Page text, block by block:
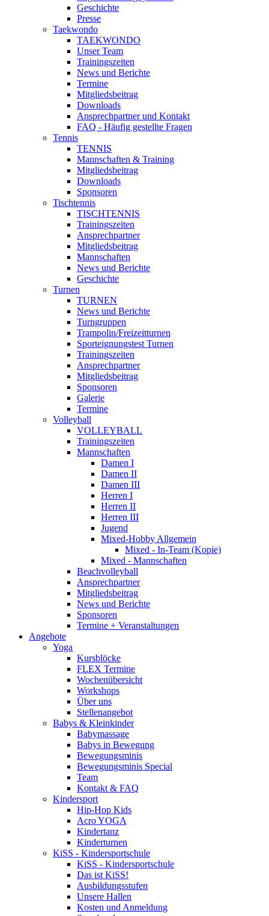
Geschichte
Presse
Taekwondo
TAEKWONDO
Unser Team
Trainingszeiten
News und Berichte
Termine
Mitgliedsbeitrag
Downloads
Ansprechpartner und Kontakt
FAQ - Häufig gestellte Fragen
Tennis
TENNIS
Mannschaften & Training
Mitgliedsbeitrag
Downloads
Sponsoren
Tischtennis
TISCHTENNIS
Trainingszeiten
Ansprechpartner
Mitgliedsbeitrag
Mannschaften
News und Berichte
Geschichte
Turnen
TURNEN
News und Berichte
Turngruppen
Trampolin/Freizeitturnen
Sporteignungstest Turnen
Trainingszeiten
Ansprechpartner
Mitgliedsbeitrag
Sponsoren
Galerie
Termine
Volleyball
VOLLEYBALL
Trainingszeiten
Mannschaften
Damen I
Damen II
Damen III
Herren I
Herren II
Herren III
Jugend
Mixed-Hobby Allgemein
Mixed - In-Team (Kopie)
Mixed - Mannschaften
Beachvolleyball
Ansprechpartner
Mitgliedsbeitrag
News und Berichte
Sponsoren
Termine + Veranstaltungen
Angebote
Yoga
Kursblöcke
FLEX Termine
Wochenübersicht
Workshops
Über uns
Stellenangebot
Babys & Kleinkinder
Babymassage
Babys in Bewegung
Bewegungsminis
Bewegungsminis Special
Team
Kontakt & FAQ
Kindersport
Hip-Hop Kids
Acro YOGA
Kindertanz
Kinderturnen
KiSS - Kindersportschule
KiSS - Kindersportschule
Das ist KiSS!
Ausbildungsstufen
Unsere Hallen
Kosten und Anmeldung